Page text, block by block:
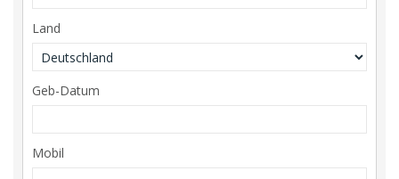
Land
Geb-Datum
Mobil